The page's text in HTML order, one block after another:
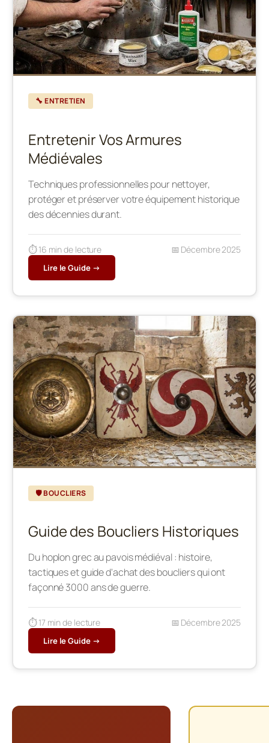
🔧 ENTRETIEN
Entretenir Vos Armures
Médiévales
Techniques professionnelles pour nettoyer,
protéger et préserver votre équipement historique
des décennies durant.
⏱️ 16 min de lecture 📅 Décembre 2025
Lire le Guide →
🛡️ BOUCLIERS
Guide des Boucliers Historiques
Du hoplon grec au pavois médiéval : histoire,
tactiques et guide d'achat des boucliers qui ont
façonné 3000 ans de guerre.
⏱️ 17 min de lecture 📅 Décembre 2025
Lire le Guide →